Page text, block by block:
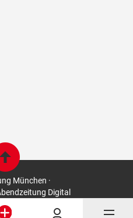
München ·
Digital